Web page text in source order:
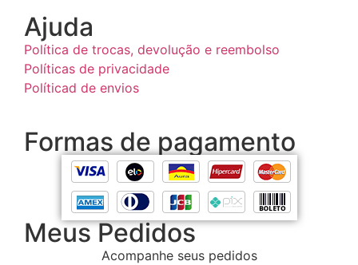
Ajuda
Política de trocas, devolução e reembolso
Políticas de privacidade
Políticad de envios
Formas de pagamento
Meus Pedidos
Acompanhe seus pedidos